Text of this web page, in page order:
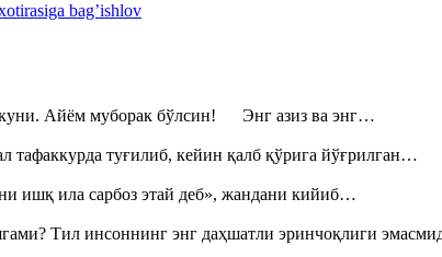
bag’ishlov
куни. Айём муборак бўлсин! Энг азиз ва энг…
туғилиб, кейин қалб қўрига йўғрилган…
ишқ ила сарбоз этай деб», жандани кийиб…
Тил инсоннинг энг даҳшатли эринчоқлиги